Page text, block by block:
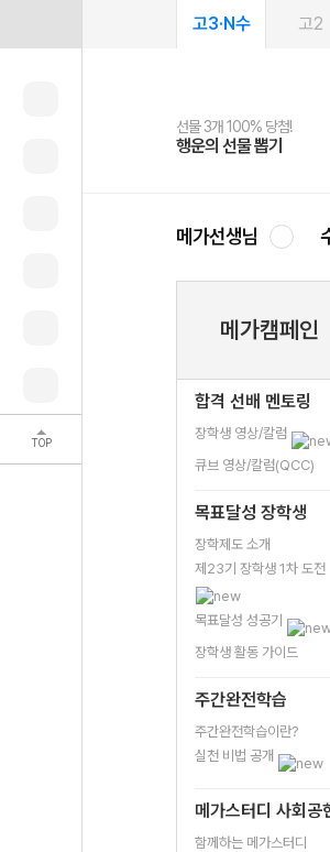
TOP
고3·N수 고2
선물 3개 100% 당첨!
행운의 선물 뽑기
선물 100% 증정!
메가스터디 X 올리브
여름방학 스터디 캐시백
메가런 썸머스쿨
2027 러셀 단과
강사 공개선발
스마트러닝앱
설문 EVENT
메가패스
3일 무료 체험권
메가패스 수강생 무료혜택!
메가클럽 멤버십
사회공헌 캠페인
희망이룸 메가나눔
메가선생님
메가캠페인
합격 선배 멘토링
장학생 영상/칼럼
큐브 영상/칼럼(QCC)
목표달성 장학생
장학제도 소개
제23기 장학생 1차 도전
목표달성 성공기
장학생 활동 가이드
주간완전학습
주간완전학습이란?
실천 비법 공개
메가스터디 사회공
함께하는 메가스터디